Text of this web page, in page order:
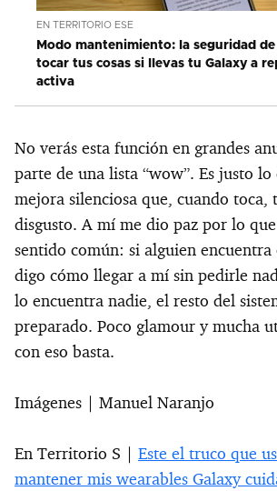
EN TERRITORIO ESE
Modo mantenimiento: la seguridad
tocar tus cosas si llevas tu Galaxy a
activa
No verás esta función en grandes
parte de una lista “wow”. Es justo
mejora silenciosa que, cuando toca,
disgusto. A mí me dio paz por lo
sentido común: si alguien
digo cómo llegar a mí sin pedirle
lo encuentra nadie, el resto del
preparado. Poco glamour y mucha
con eso basta.
Imágenes | Manuel Naranjo
En Territorio S | Este el truco que
mantener mis wearables Galaxy